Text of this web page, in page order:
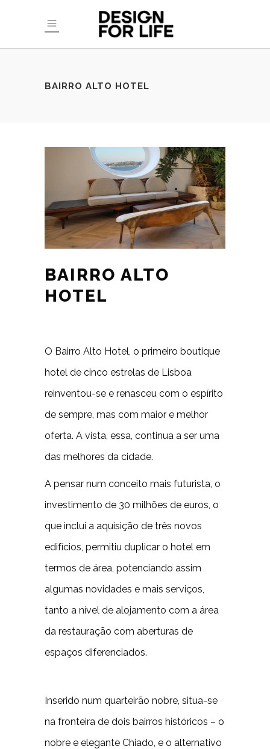
BAIRRO ALTO HOTEL
BAIRRO ALTO
HOTEL
O Bairro Alto Hotel, o primeiro boutique
hotel de cinco estrelas de Lisboa
reinventou-se e renasceu com o espírito
de sempre, mas com maior e melhor
oferta. A vista, essa, continua a ser uma
das melhores da cidade.
A pensar num conceito mais futurista, o
investimento de 30 milhões de euros, o
que inclui a aquisição de três novos
edifícios, permitiu duplicar o hotel em
termos de área, potenciando assim
algumas novidades e mais serviços,
tanto a nível de alojamento com a área
da restauração com aberturas de
espaços diferenciados.
Inserido num quarteirão nobre, situa-se
na fronteira de dois bairros históricos – o
nobre e elegante Chiado, e o alternativo